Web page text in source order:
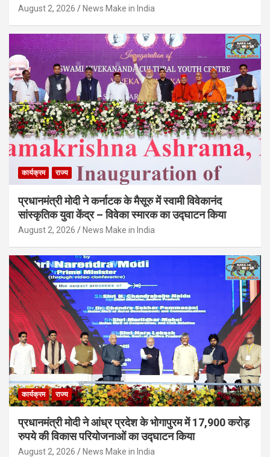
August 2, 2026 News Make in India
कार्यक्रम राज्य
प्रधानमंत्री मोदी ने कर्नाटक के मैसूरु में स्वामी विवेकानंद
सांस्कृतिक युवा केंद्र – विवेका स्मारक का उद्घाटन किया
August 2, 2026 News Make in India
कार्यक्रम राज्य
प्रधानमंत्री मोदी ने आंध्र प्रदेश के भोगापुरम में 17,900 करोड़
रुपये की विकास परियोजनाओं का उद्घाटन किया
August 2, 2026 News Make in India